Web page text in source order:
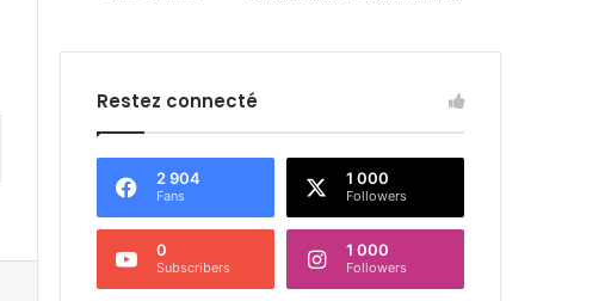
Restez connecté
2 904
Fans
1 000
Followers
0
Subscribers
1 000
Followers